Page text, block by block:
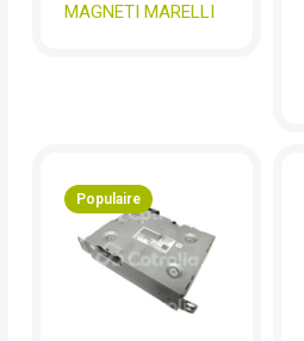
MAGNETI MARELLI
Populaire